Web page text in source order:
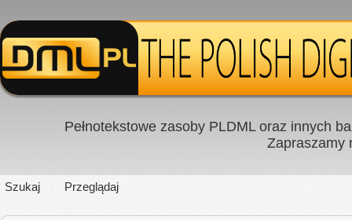
Pełnotekstowe zasoby PLDML oraz innych
Zapraszamy
Szukaj Przeglądaj